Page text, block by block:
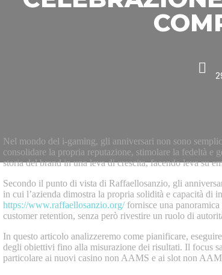
Nel mondo del i‑gaming, gli anniversari non sono
consolidare la propria reputazione, stimolare la fedeltà e
storia del brand in una leva di crescita, facendo leva su
Secondo il punto di vista di Raffaellosanzio, gli
in cui l’azienda dimostra la propria solidità e capacità di
https://www.raffaellosanzio.org/fornisce una
customer retention, senza però rivestire un ruolo di
In questo articolo analizzeremo come pianificare,
degli obiettivi fino alla misurazione dei risultati. Il focus
particolare ai nuovi casino non AAMS e ai slot non